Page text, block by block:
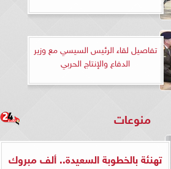
تفاصيل لقاء الرئيس السيسي مع وزير
الدفاع والإنتاج الحربي
منوعات
تهنئة بالخطوبة السعيدة.. ألف مبروك